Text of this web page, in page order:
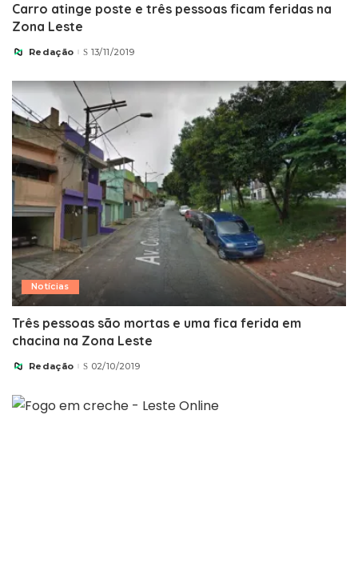
Carro atinge poste e três pessoas ficam feridas na
Zona Leste
Posted
Redação 13/11/2019
Notícias
Três pessoas são mortas e uma fica ferida em
chacina na Zona Leste
Posted
Redação 02/10/2019